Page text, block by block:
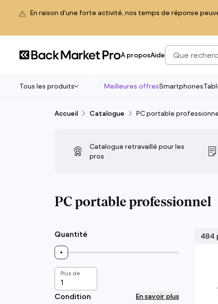
En raison d'une forte activité, nos temps de réponse
À proposAide
Tous les produits
reconditionné pour vos équipes. Des
appareils 100% fonctionnels avec jusqu’à
Meilleures offresSmartphones
Accueil Catalogue PC portable
Catalogue retravaillé pour les
pros
PC portable professionnel
Quantité
Plus de
Condition En savoir plus
484